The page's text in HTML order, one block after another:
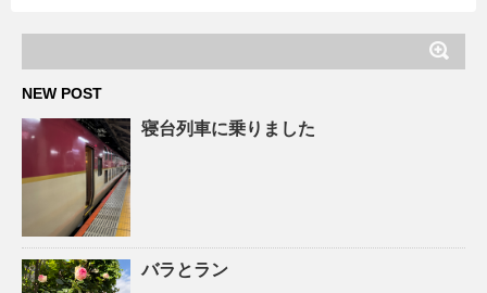
NEW POST
寝台列車に乗りました
バラとラン